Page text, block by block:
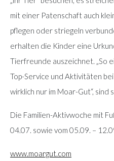
mit einer Patenschaft auch
pflegen oder striegeln
erhalten die Kinder eine
Tierfreunde auszeichnet. „So
Top-Service und Aktivitäten
wirklich nur im Moar-Gut“, sind
Die Familien-Aktivwoche mit
04.07. sowie vom 05.09. –
www.moargut.com